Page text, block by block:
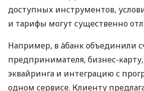
доступных инструментов,
и тарифы могут существенно
Например, в àбанк объединили
предпринимателя, бизнес-
эквайринга и интеграцию с
одном сервисе. Клиенту